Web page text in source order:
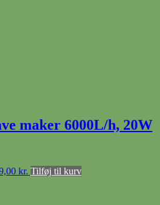
maker 6000L/h, 20W
kr. Tilføj til kurv